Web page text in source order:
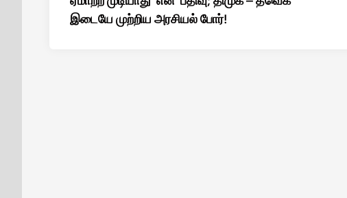
இடையே முற்றிய அரசியல் போர்!